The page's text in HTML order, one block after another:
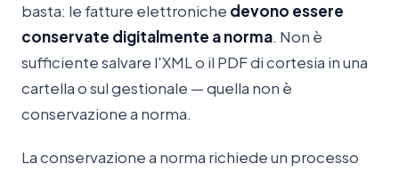
basta: le fatture elettroniche devono essere
conservate digitalmente a norma. Non è
sufficiente salvare l'XML o il PDF di cortesia in una
cartella o sul gestionale — quella non è
conservazione a norma.
La conservazione a norma richiede un processo